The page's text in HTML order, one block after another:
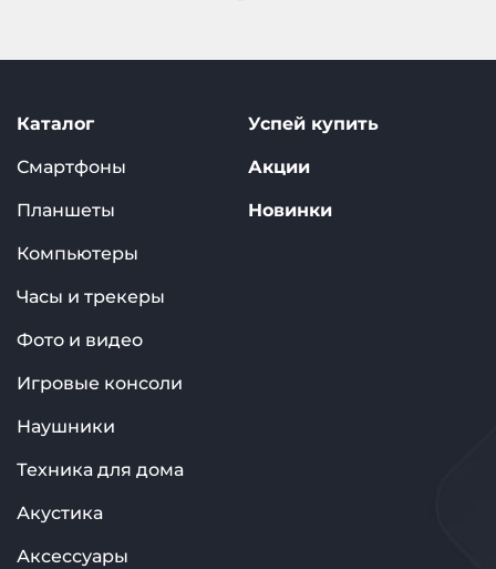
Каталог
Смартфоны
Планшеты
Компьютеры
Часы и трекеры
Фото и видео
Игровые консоли
Наушники
Техника для дома
Акустика
Аксессуары
Успей купить
Акции
Новинки